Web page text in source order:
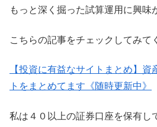
もっと深く掘った試算運用に興味
こちらの記事をチェックしてみて
【投資に有益なサイトまとめ】資
トをまとめてます《随時更新中》
私は４０以上の証券口座を保有し